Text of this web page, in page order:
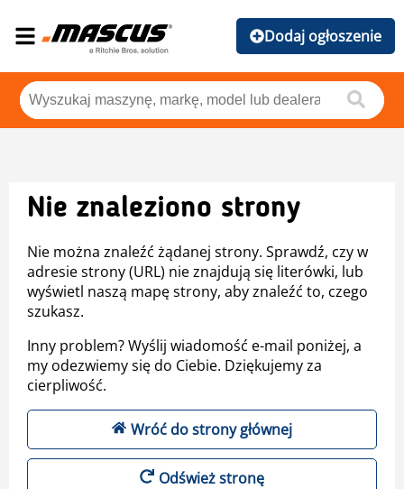
Dodaj ogłoszenie
Nie znaleziono strony
Nie można znaleźć żądanej strony. Sprawdź, czy w
adresie strony (URL) nie znajdują się literówki, lub
wyświetl naszą mapę strony, aby znaleźć to, czego
szukasz.
Inny problem? Wyślij wiadomość e-mail poniżej, a
my odezwiemy się do Ciebie. Dziękujemy za
cierpliwość.
Wróć do strony głównej
Odśwież stronę